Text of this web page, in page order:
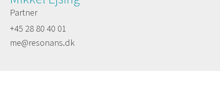
Partner
+45 28 80 40 01
me@resonans.dk